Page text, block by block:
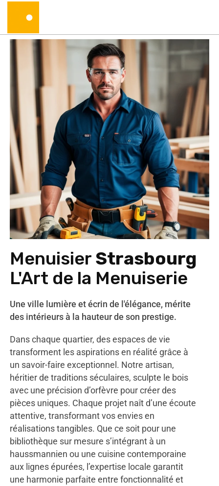
Menuisier Strasbourg
L'Art de la Menuiserie
Une ville lumière et écrin de l'élégance, mérite
des intérieurs à la hauteur de son prestige.
Dans chaque quartier, des espaces de vie
transforment les aspirations en réalité grâce à
un savoir-faire exceptionnel. Notre artisan,
héritier de traditions séculaires, sculpte le bois
avec une précision d’orfèvre pour créer des
pièces uniques. Chaque projet naît d’une écoute
attentive, transformant vos envies en
réalisations tangibles. Que ce soit pour une
bibliothèque sur mesure s’intégrant à un
haussmannien ou une cuisine contemporaine
aux lignes épurées, l’expertise locale garantit
une harmonie parfaite entre fonctionnalité et